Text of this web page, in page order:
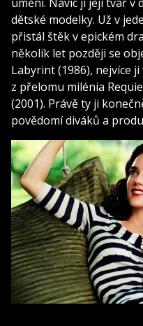
dětské modelky. Už v
přistál štěk v epickém
několik let později se
Labyrint (1986), nejvíce
z přelomu milénia
(2001). Právě ty ji
povědomí diváků a